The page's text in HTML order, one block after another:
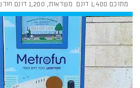
מתוכם 1,400 דונם משדאות, 1,200 דונם חורשות, ערוגות,...